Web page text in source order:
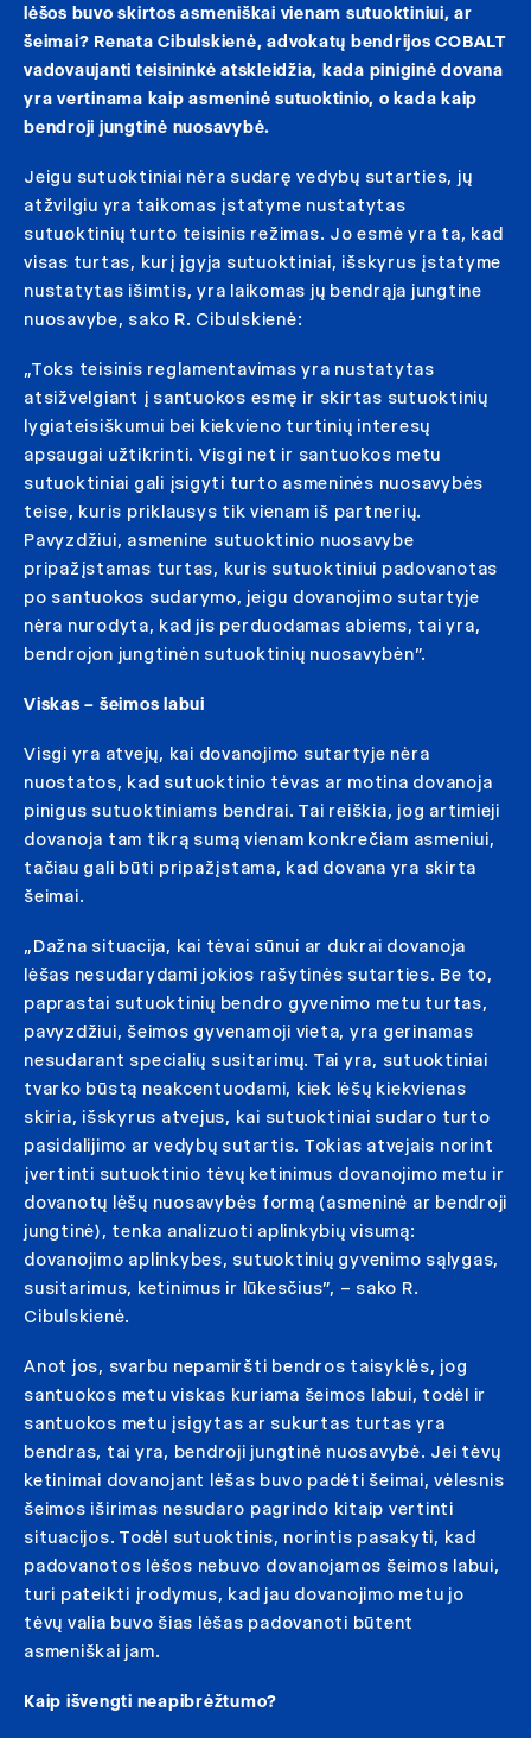
lėšos buvo skirtos asmeniškai vienam sutuoktiniui, ar
šeimai? Renata Cibulskienė, advokatų bendrijos COBALT
vadovaujanti teisininkė atskleidžia, kada piniginė dovana
yra vertinama kaip asmeninė sutuoktinio, o kada kaip
bendroji jungtinė nuosavybė.
Jeigu sutuoktiniai nėra sudarę vedybų sutarties, jų
atžvilgiu yra taikomas įstatyme nustatytas
sutuoktinių turto teisinis režimas. Jo esmė yra ta, kad
visas turtas, kurį įgyja sutuoktiniai, išskyrus įstatyme
nustatytas išimtis, yra laikomas jų bendrąja jungtine
nuosavybe, sako R. Cibulskienė:
„Toks teisinis reglamentavimas yra nustatytas
atsižvelgiant į santuokos esmę ir skirtas sutuoktinių
lygiateisiškumui bei kiekvieno turtinių interesų
apsaugai užtikrinti. Visgi net ir santuokos metu
sutuoktiniai gali įsigyti turto asmeninės nuosavybės
teise, kuris priklausys tik vienam iš partnerių.
Pavyzdžiui, asmenine sutuoktinio nuosavybe
pripažįstamas turtas, kuris sutuoktiniui padovanotas
po santuokos sudarymo, jeigu dovanojimo sutartyje
nėra nurodyta, kad jis perduodamas abiems, tai yra,
bendrojon jungtinėn sutuoktinių nuosavybėn”.
Viskas – šeimos labui
Visgi yra atvejų, kai dovanojimo sutartyje nėra
nuostatos, kad sutuoktinio tėvas ar motina dovanoja
pinigus sutuoktiniams bendrai. Tai reiškia, jog artimieji
dovanoja tam tikrą sumą vienam konkrečiam asmeniui,
tačiau gali būti pripažįstama, kad dovana yra skirta
šeimai.
„Dažna situacija, kai tėvai sūnui ar dukrai dovanoja
lėšas nesudarydami jokios rašytinės sutarties. Be to,
paprastai sutuoktinių bendro gyvenimo metu turtas,
pavyzdžiui, šeimos gyvenamoji vieta, yra gerinamas
nesudarant specialių susitarimų. Tai yra, sutuoktiniai
tvarko būstą neakcentuodami, kiek lėšų kiekvienas
skiria, išskyrus atvejus, kai sutuoktiniai sudaro turto
pasidalijimo ar vedybų sutartis. Tokias atvejais norint
įvertinti sutuoktinio tėvų ketinimus dovanojimo metu ir
dovanotų lėšų nuosavybės formą (asmeninė ar bendroji
jungtinė), tenka analizuoti aplinkybių visumą:
dovanojimo aplinkybes, sutuoktinių gyvenimo sąlygas,
susitarimus, ketinimus ir lūkesčius”, – sako R.
Cibulskienė.
Anot jos, svarbu nepamiršti bendros taisyklės, jog
santuokos metu viskas kuriama šeimos labui, todėl ir
santuokos metu įsigytas ar sukurtas turtas yra
bendras, tai yra, bendroji jungtinė nuosavybė. Jei tėvų
ketinimai dovanojant lėšas buvo padėti šeimai, vėlesnis
šeimos iširimas nesudaro pagrindo kitaip vertinti
situacijos. Todėl sutuoktinis, norintis pasakyti, kad
padovanotos lėšos nebuvo dovanojamos šeimos labui,
turi pateikti įrodymus, kad jau dovanojimo metu jo
tėvų valia buvo šias lėšas padovanoti būtent
asmeniškai jam.
Kaip išvengti neapibrėžtumo?